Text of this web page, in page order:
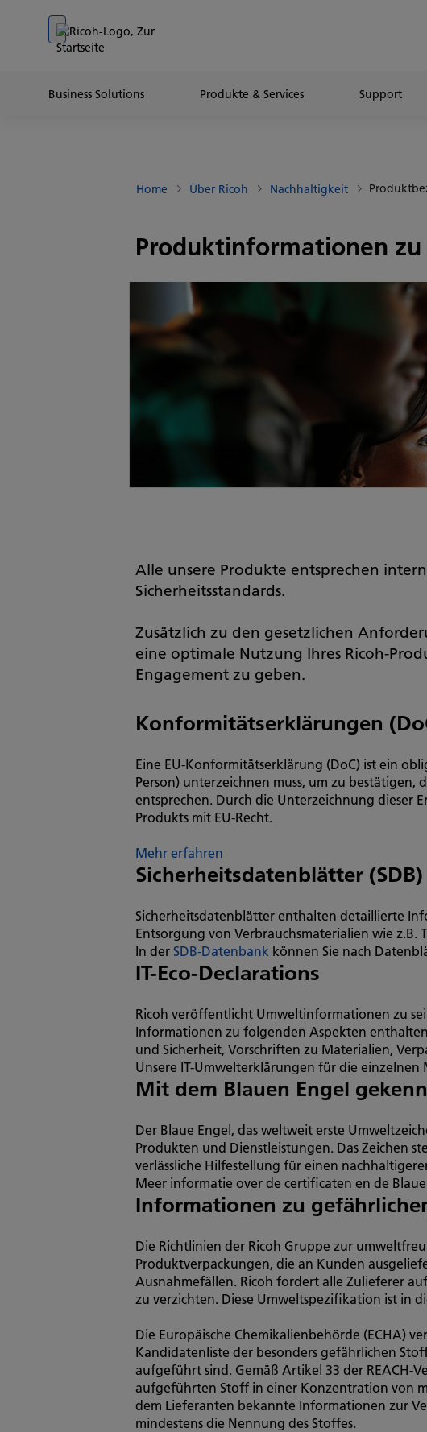
Go to content
Go to footer
Business Solutions Produkte & Services Support
Home Über Ricoh Nachhaltigkeit
Produktinformationen
Alle unsere Produkte entsprechen
Sicherheitsstandards.
Zusätzlich zu den gesetzlichen
eine optimale Nutzung Ihres Ricoh-
Engagement zu geben.
Konformitätserklärungen
Eine EU-Konformitätserklärung (DoC) ist ein
Person) unterzeichnen muss, um zu
entsprechen. Durch die Unterzeichnung dieser
Produkts mit EU-Recht.
Mehr erfahren
Sicherheitsdatenblätter (SDB)
Sicherheitsdatenblätter enthalten detaillierte
Entsorgung von Verbrauchsmaterialien wie z.B.
In derSDB-Datenbank können Sie nach
IT-Eco-Declarations
Ricoh veröffentlicht Umweltinformationen zu
Informationen zu folgenden Aspekten
und Sicherheit, Vorschriften zu Materialien,
Unsere IT-Umwelterklärungen für die einzelnen
Mit dem Blauen Engel
Der Blaue Engel, das weltweit erste
Produkten und Dienstleistungen. Das Zeichen
verlässliche Hilfestellung für einen
Meer informatie over de certificaten en de
Informationen zu
Die Richtlinien der Ricoh Gruppe zur
Produktverpackungen, die an Kunden
Ausnahmefällen. Ricoh fordert alle Zulieferer
zu verzichten. Diese Umweltspezifikation ist in
Die Europäische Chemikalienbehörde (ECHA)
Kandidatenliste der besonders gefährlichen
aufgeführt sind. Gemäß Artikel 33 der REACH-
aufgeführten Stoff in einer Konzentration von
dem Lieferanten bekannte Informationen zur
mindestens die Nennung des Stoffes.